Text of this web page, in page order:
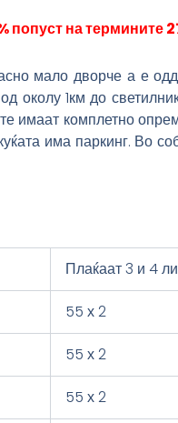
попуст на термините
мало дворче а е
1км до
имаат комплетно
има паркинг. Во
Плаќаат 3 и 4
55 х 2
55 х 2
55 х 2